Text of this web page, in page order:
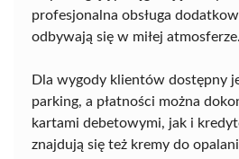
profesjonalna obsługa
odbywają się w miłej atmosferze.
Dla wygody klientów dostępny
parking, a płatności można
kartami debetowymi, jak i
znajdują się też kremy do